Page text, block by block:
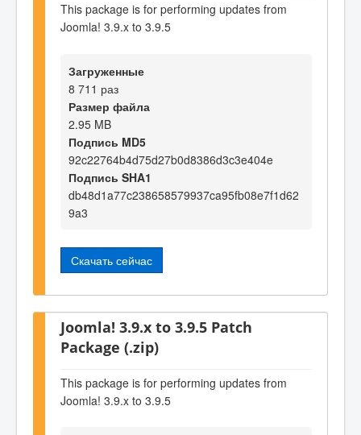
This package is for performing updates from
Joomla! 3.9.x to 3.9.5
Загруженные
8 711 раз
Размер файла
2.95 MB
Подпись MD5
92c22764b4d75d27b0d8386d3c3e404e
Подпись SHA1
db48d1a77c238658579937ca95fb08e7f1d62
9a3
Скачать сейчас
Joomla! 3.9.x to 3.9.5 Patch
Package (.zip)
This package is for performing updates from
Joomla! 3.9.x to 3.9.5